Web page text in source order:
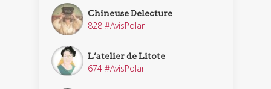
Chineuse Delecture
828 #AvisPolar
L’atelier de Litote
674 #AvisPolar